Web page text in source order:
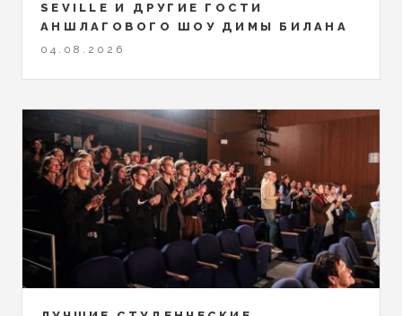
SEVILLE И ДРУГИЕ ГОСТИ
АНШЛАГОВОГО ШОУ ДИМЫ БИЛАНА
04.08.2026